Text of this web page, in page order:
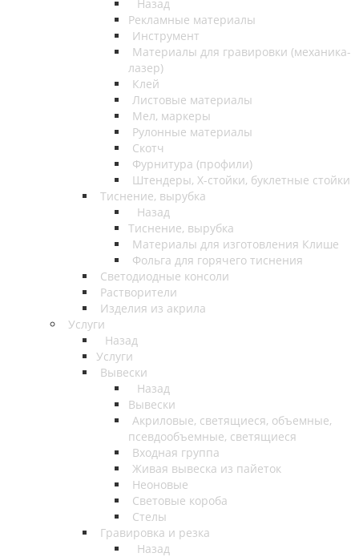
Назад
Рекламные материалы
Инструмент
Материалы для гравировки (механика-
лазер)
Клей
Листовые материалы
Мел, маркеры
Рулонные материалы
Скотч
Фурнитура (профили)
Штендеры, Х-стойки, буклетные стойки
Тиснение, вырубка
Назад
Тиснение, вырубка
Материалы для изготовления Клише
Фольга для горячего тиснения
Светодиодные консоли
Растворители
Изделия из акрила
Услуги
Назад
Услуги
Вывески
Назад
Вывески
Акриловые, светящиеся, объемные,
псевдообъемные, светящиеся
Входная группа
Живая вывеска из пайеток
Неоновые
Световые короба
Стелы
Гравировка и резка
Назад